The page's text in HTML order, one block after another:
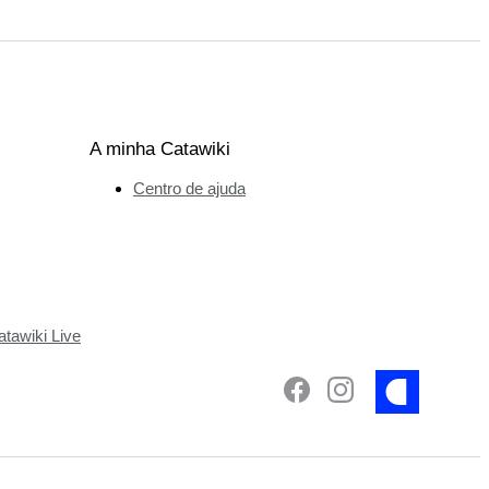
Live
A minha Catawiki
Centro de ajuda